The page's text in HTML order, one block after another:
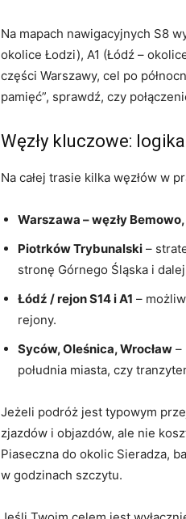
Na mapach nawigacyjnych S8
okolice Łodzi), A1 (Łódź –
części Warszawy, cel po
pamięć”, sprawdź, czy
Węzły kluczowe:
Na całej trasie kilka węzłów w
Warszawa – węzły
Piotrków Trybunalski –
stronę Górnego Śląska i
Łódź / rejon S14 i A1 –
rejony.
Syców, Oleśnica, Wrocław –
południa miasta, czy
Jeżeli podróż jest typowym
zjazdów i objazdów, ale nie
Piaseczna do okolic Sieradza,
w godzinach szczytu.